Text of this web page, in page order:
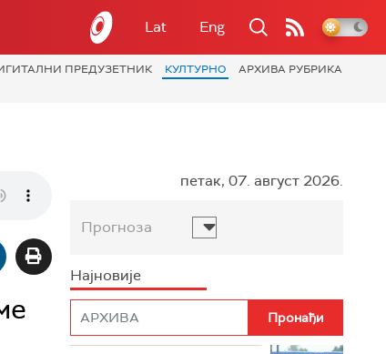
Lat Eng
ПРЕДУЗЕТНИК КУЛТУРНО
АРХИВА РУБРИКА
петак, 07. август 2026.
Прогноза
Најновије